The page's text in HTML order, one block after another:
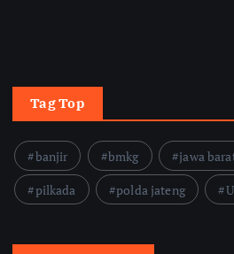
Tag Top
banjir bmkg jawa
pilkada
polda jateng